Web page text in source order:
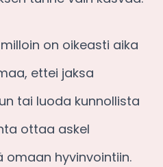
on oikeasti aika
ettei jaksa
tai luoda kunnollista
ottaa askel
omaan hyvinvointiin.